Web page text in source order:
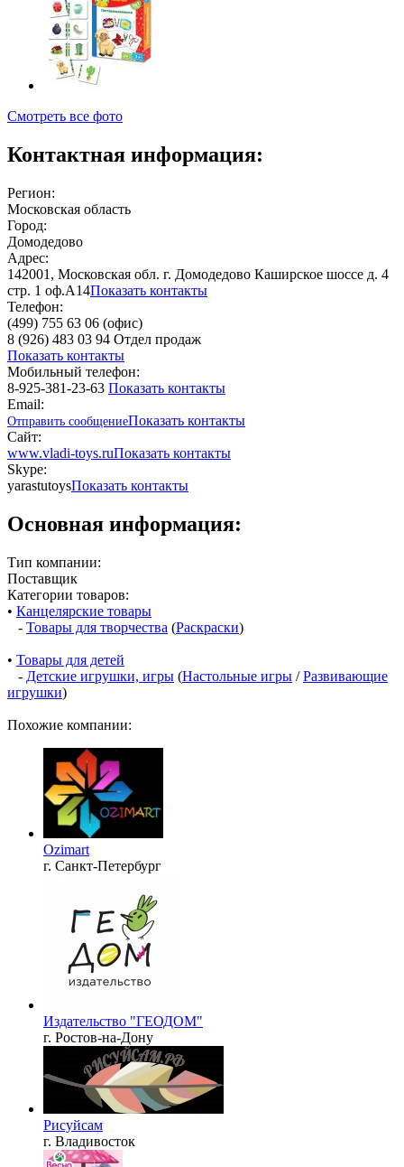
Смотреть все фото
Контактная информация:
Регион:
Московская область
Город:
Домодедово
Адрес:
142001, Московская обл. г. Домодедово Каширское шоссе д. 4
стр. 1 оф.А14Показать контакты
Телефон:
(499) 755 63 06 (офис)
8 (926) 483 03 94 Отдел продаж
Показать контакты
Мобильный телефон:
8-925-381-23-63 Показать контакты
Email:
Отправить сообщениеПоказать контакты
Сайт:
www.vladi-toys.ruПоказать контакты
Skype:
yarastutoysПоказать контакты
Основная информация:
Тип компании:
Поставщик
Категории товаров:
• Канцелярские товары
- Товары для творчества (Раскраски)
• Товары для детей
- Детские игрушки, игры (Настольные игры /Развивающие
игрушки)
Похожие компании:
Ozimart
г. Санкт-Петербург
Издательство "ГЕОДОМ"
г. Ростов-на-Дону
Рисуйсам
г. Владивосток